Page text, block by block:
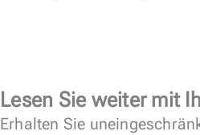
Lesen Sie weiter mit
Erhalten Sie